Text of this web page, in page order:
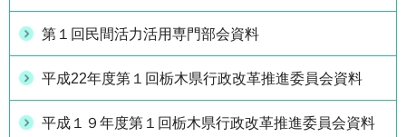
第１回民間活力活用専門部会資料
平成22年度第１回栃木県行政改革推進委員会資料
平成１９年度第１回栃木県行政改革推進委員会資料